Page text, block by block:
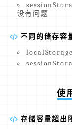
没有问题
不同的储存容
使
存储容量超出